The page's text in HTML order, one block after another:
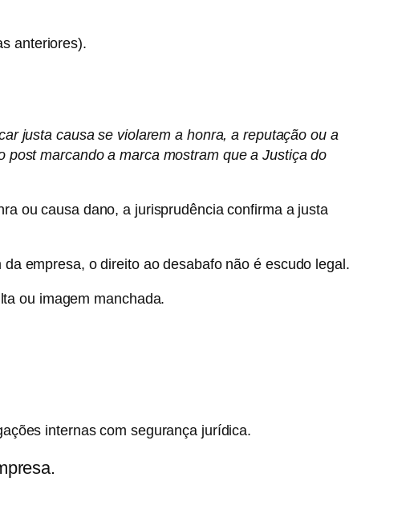
anteriores).
justa causa se violarem a honra, a reputação ou a
marcando a marca mostram que a Justiça do
ou causa dano, a jurisprudência confirma a justa
empresa, o direito ao desabafo não é escudo legal.
ou imagem manchada.
internas com segurança jurídica.